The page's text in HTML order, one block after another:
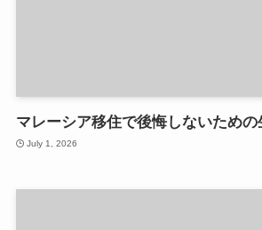
マレーシア移住で後悔しないため
July 1, 2026